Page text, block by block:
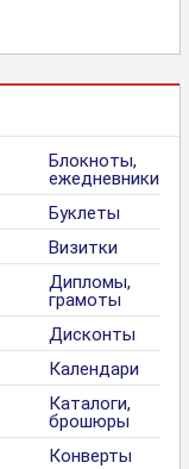
Блокноты,
ежедневники
Буклеты
Визитки
Дипломы,
грамоты
Дисконты
Календари
Каталоги,
брошюры
Конверты